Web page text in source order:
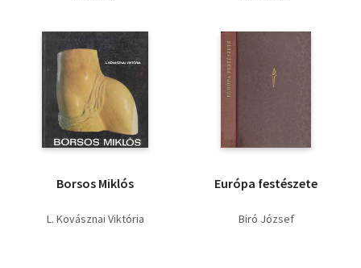
Borsos Miklós
L. Kovásznai Viktória
Európa festészete
Biró József